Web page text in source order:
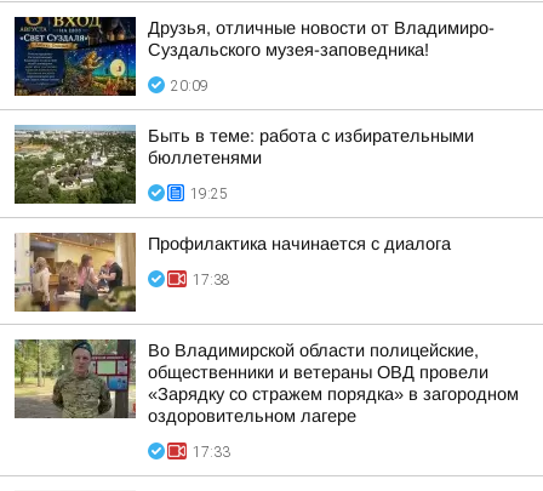
Друзья, отличные новости от Владимиро-
Суздальского музея-заповедника!
20:09
Быть в теме: работа с избирательными
бюллетенями
19:25
Профилактика начинается с диалога
17:38
Во Владимирской области полицейские,
общественники и ветераны ОВД провели
«Зарядку со стражем порядка» в загородном
оздоровительном лагере
17:33